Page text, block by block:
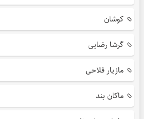
کوشان
گرشا رضایی
مازیار فلاحی
ماکان بند